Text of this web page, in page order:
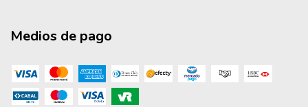
Medios de pago